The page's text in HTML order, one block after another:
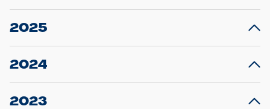
2025
23.12.2025
Projekt S5: Start der Bauarbeiten am
2024
10.12.2024
Großprojekt S5: Sperrung der Bahnstraße in
2023